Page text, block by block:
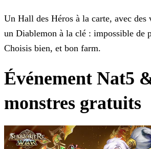
Un Hall des Héros à la carte, avec des
un Diablemon à la clé : impossible de
Choisis bien, et bon farm.
Événement Nat5
monstres gratuits